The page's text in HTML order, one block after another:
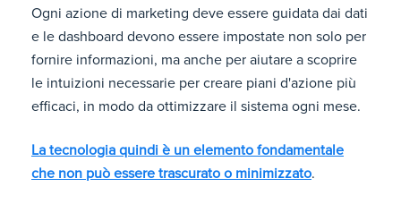
Ogni azione di marketing deve essere guidata dai dati
e le dashboard devono essere impostate non solo per
fornire informazioni, ma anche per aiutare a scoprire
le intuizioni necessarie per creare piani d'azione più
efficaci, in modo da ottimizzare il sistema ogni mese.
La tecnologia quindi è un elemento fondamentale
che non può essere trascurato o minimizzato.